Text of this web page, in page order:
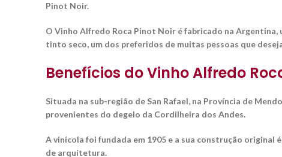
Pinot Noir.
O Vinho Alfredo Roca Pinot Noir é fabricado na
tinto seco, um dos preferidos de muitas pessoas que
Benefícios do Vinho Alfredo
Situada na sub-região de San Rafael, na Província de
provenientes do degelo da Cordilheira dos Andes.
A vinícola foi fundada em 1905 e a sua construção
de arquitetura.